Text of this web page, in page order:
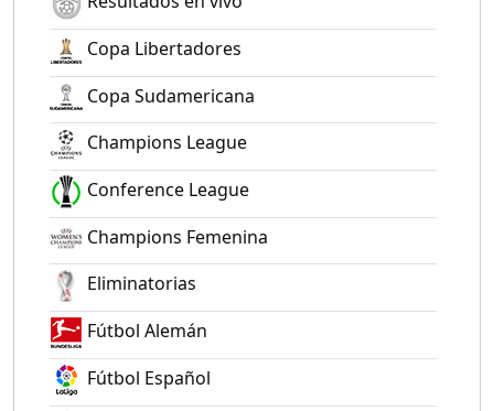
Copa Libertadores
Copa Sudamericana
Champions League
Conference League
Champions Femenina
Eliminatorias
Fútbol Alemán
Fútbol Español